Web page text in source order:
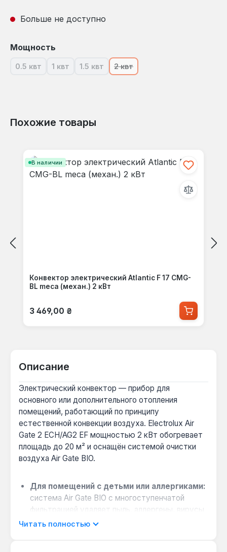
Больше не доступно
Выберите
Мощность
0.5 квт(В настоящее время эта опция недоступна.)
1 квт(В настоящее время эта опция недоступна.)
1.5 квт(В настоящее время эта опция
2 квт(В настоящее время эта
Похожие товары
В наличии
Конвектор электрический Atlantic F 17 CMG-
BL meca (механ.) 2 кВт
Обычная цена:
3 469,00 ₴
Описание
Электрический конвектор — прибор для
основного или дополнительного отопления
помещений, работающий по принципу
естественной конвекции воздуха. Electrolux Air
Gate 2 ECH/AG2 EF мощностью 2 кВт обогревает
площадь до 20 м² и оснащён системой очистки
воздуха Air Gate BIO.
Для помещений с детьми или аллергиками:
система Air Gate BIO с многоступенчатой
фильтрацией удаляет пыль, аллергены, вирусы
и бактерии, улучшая качество воздуха.
Читать полностью